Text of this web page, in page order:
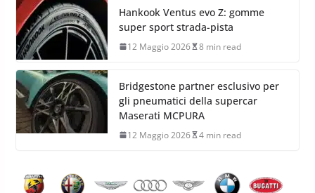
vendite in forte crescita e nuovi
obiettivi per il 2026
28 Maggio 2026 3 min read
Hankook Ventus evo Z: gomme
super sport strada-pista
12 Maggio 2026 8 min read
gli pneumatici della supercar
Maserati MCPURA